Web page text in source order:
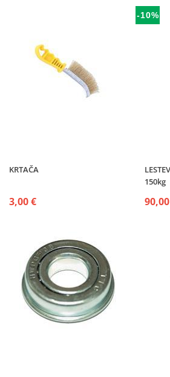
KRTAČA
3,00 €
-10%
150kg